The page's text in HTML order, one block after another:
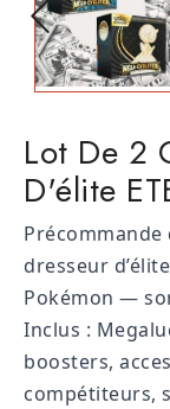
Lot De 2
D'élite
dresseur
Pokémon —
Inclus :
boosters,
compétiteurs,